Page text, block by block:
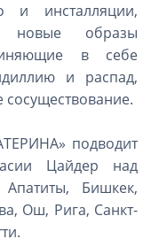
и инсталляции,
новые образы
в себе
и распад,
сосуществование.
подводит
Цайдер над
Бишкек,
Ош, Рига, Санкт-